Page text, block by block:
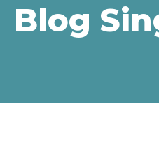
Blog